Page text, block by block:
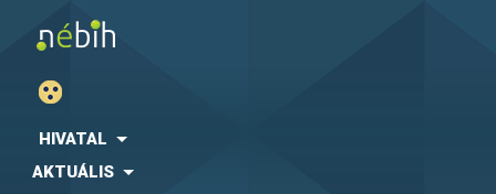
HIVATAL
AKTUÁLIS